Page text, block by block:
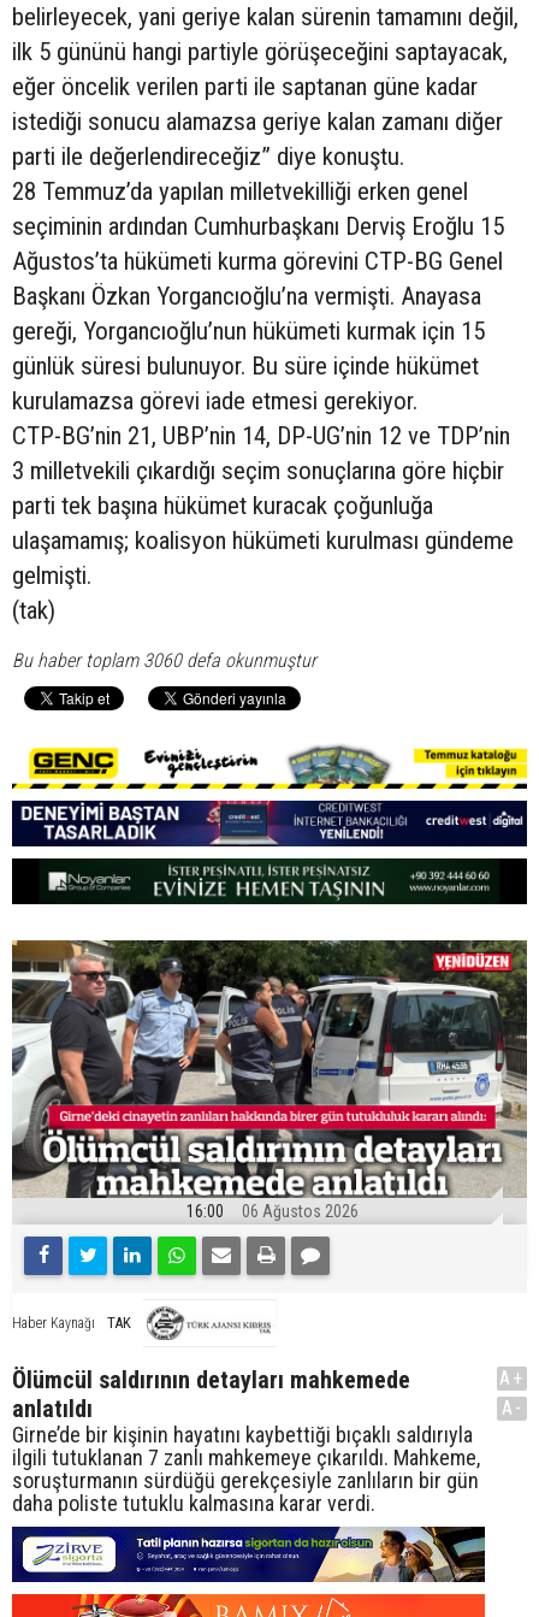
belirleyecek, yani geriye kalan sürenin tamamını değil,
ilk 5 gününü hangi partiyle görüşeceğini saptayacak,
eğer öncelik verilen parti ile saptanan güne kadar
istediği sonucu alamazsa geriye kalan zamanı diğer
parti ile değerlendireceğiz” diye konuştu.
28 Temmuz’da yapılan milletvekilliği erken genel
seçiminin ardından Cumhurbaşkanı Derviş Eroğlu 15
Ağustos’ta hükümeti kurma görevini CTP-BG Genel
Başkanı Özkan Yorgancıoğlu’na vermişti. Anayasa
gereği, Yorgancıoğlu’nun hükümeti kurmak için 15
günlük süresi bulunuyor. Bu süre içinde hükümet
kurulamazsa görevi iade etmesi gerekiyor.
CTP-BG’nin 21, UBP’nin 14, DP-UG’nin 12 ve TDP’nin
3 milletvekili çıkardığı seçim sonuçlarına göre hiçbir
parti tek başına hükümet kuracak çoğunluğa
ulaşamamış; koalisyon hükümeti kurulması gündeme
gelmişti.
(tak)
Bu haber toplam 3060 defa okunmuştur
16:00 06 Ağustos 2026
Haber Kaynağı TAK
Ölümcül saldırının detayları mahkemede
anlatıldı
Girne’de bir kişinin hayatını kaybettiği bıçaklı saldırıyla
ilgili tutuklanan 7 zanlı mahkemeye çıkarıldı. Mahkeme,
soruşturmanın sürdüğü gerekçesiyle zanlıların bir gün
daha poliste tutuklu kalmasına karar verdi.
A+
A-